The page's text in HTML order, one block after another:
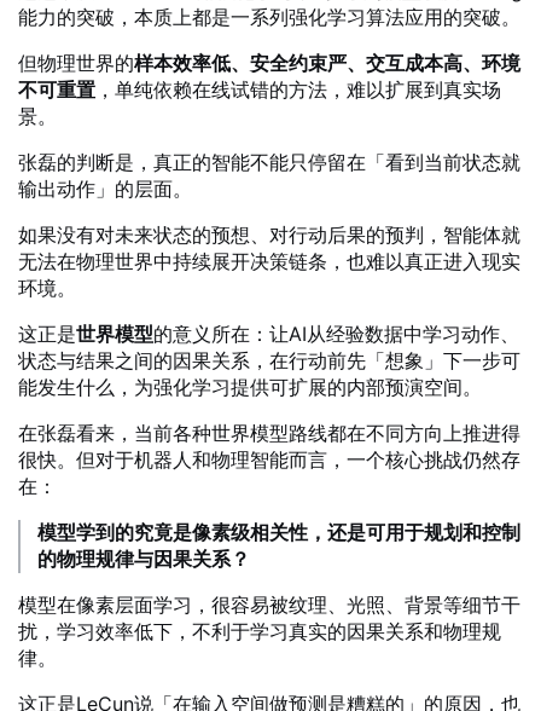
能力的突破，本质上都是一系列强化学习算法应用的突破。
但物理世界的样本效率低、安全约束严、交互成本高、环境
不可重置 ，单纯依赖在线试错的方法，难以扩展到真实场
景。
张磊的判断是，真正的智能不能只停留在「看到当前状态就
输出动作」的层面。
如果没有对未来状态的预想、对行动后果的预判，智能体就
无法在物理世界中持续展开决策链条，也难以真正进入现实
环境。
这正是世界模型的意义所在：让AI从经验数据中学习动作、
状态与结果之间的因果关系，在行动前先「想象」下一步可
能发生什么，为强化学习提供可扩展的内部预演空间。
在张磊看来，当前各种世界模型路线都在不同方向上推进得
很快。但对于机器人和物理智能而言，一个核心挑战仍然存
在：
模型学到的究竟是像素级相关性，还是可用于规划和控制
的物理规律与因果关系？
模型在像素层面学习，很容易被纹理、光照、背景等细节干
扰，学习效率低下，不利于学习真实的因果关系和物理规
律。
这正是LeCun说「在输入空间做预测是糟糕的」的原因，也